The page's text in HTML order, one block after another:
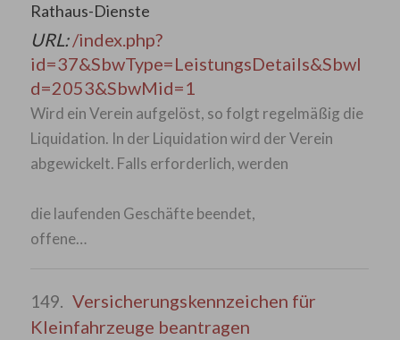
Rathaus-Dienste
URL:/index.php?
id=37&SbwType=LeistungsDetails&SbwI
d=2053&SbwMid=1
Wird ein Verein aufgelöst, so folgt regelmäßig die
Liquidation. In der Liquidation wird der Verein
abgewickelt. Falls erforderlich, werden
die laufenden Geschäfte beendet,
offene…
149. Versicherungskennzeichen für
Kleinfahrzeuge beantragen